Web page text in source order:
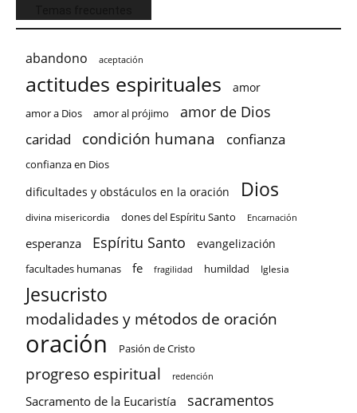
abandono aceptación
actitudes espirituales amor
amor a Dios amor al prójimo amor de Dios
caridad condición humana confianza
confianza en Dios
dificultades y obstáculos en la oración Dios
divina misericordia dones del Espíritu Santo Encarnación
esperanza Espíritu Santo evangelización
facultades humanas fe fragilidad humildad Iglesia
Jesucristo
modalidades y métodos de oración
oración Pasión de Cristo
progreso espiritual redención
Sacramento de la Eucaristía sacramentos